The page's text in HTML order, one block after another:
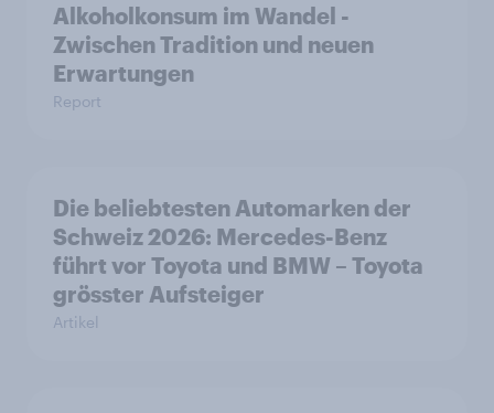
Alkoholkonsum im Wandel​ -
Zwischen Tradition und neuen
Erwartungen
Report
Die beliebtesten Automarken der
Schweiz 2026: Mercedes-Benz
führt vor Toyota und BMW – Toyota
grösster Aufsteiger
Artikel